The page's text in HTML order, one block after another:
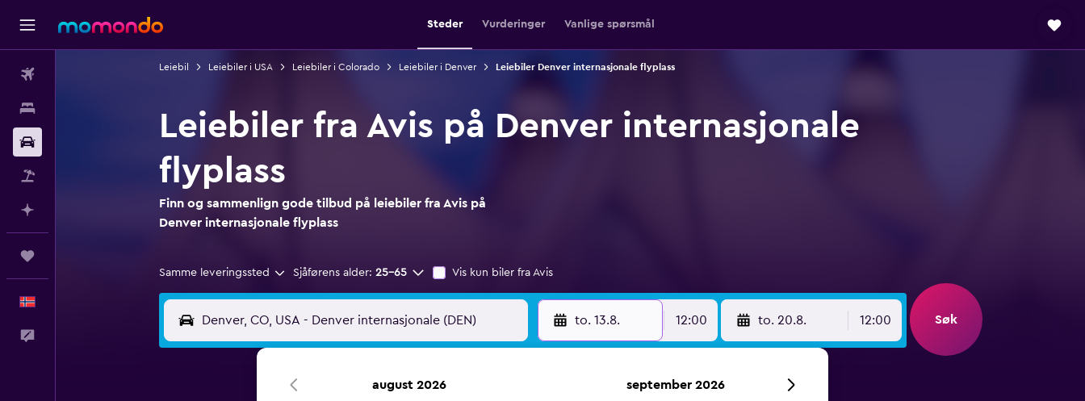
Steder Vurderinger Vanlige spørsmål
Leiebil Leiebiler i USA Leiebiler i Colorado Leiebiler i Denver Leiebiler Denver internasjonale flyplass
Leiebiler fra Avis på Denver internasjonale
flyplass
Finn og sammenlign gode tilbud på leiebiler fra Avis på
Denver internasjonale flyplass
Samme leveringssted Sjåførens alder: 25–65 Vis kun biler fra Avis
to. 13.8. 12:00 to. 20.8. 12:00 Søk
august 2026 september 2026